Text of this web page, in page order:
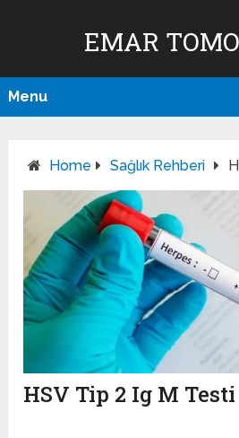
EMAR
Menu
Home Sağlık Rehberi
HSV Tip 2 Ig M Testi